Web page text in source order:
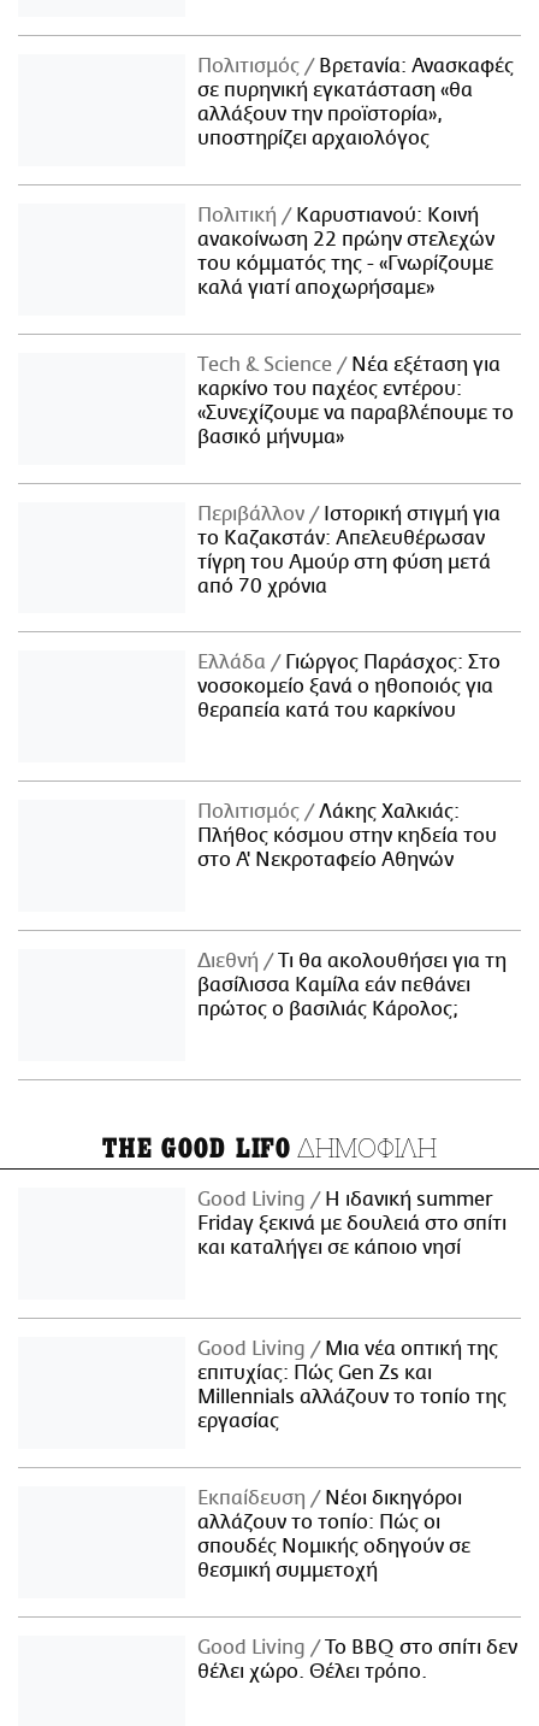
Πολιτισμός
Βρετανία: Ανασκαφές
σε πυρηνική εγκατάσταση «θα
αλλάξουν την προϊστορία»,
υποστηρίζει αρχαιολόγος
Πολιτική
Καρυστιανού: Κοινή
ανακοίνωση 22 πρώην στελεχών
του κόμματός της - «Γνωρίζουμε
καλά γιατί αποχωρήσαμε»
Τech & Science
Νέα εξέταση για
καρκίνο του παχέος εντέρου:
«Συνεχίζουμε να παραβλέπουμε το
βασικό μήνυμα»
Περιβάλλον
Ιστορική στιγμή για
το Καζακστάν: Απελευθέρωσαν
τίγρη του Αμούρ στη φύση μετά
από 70 χρόνια
Ελλάδα
Γιώργος Παράσχος: Στο
νοσοκομείο ξανά ο ηθοποιός για
θεραπεία κατά του καρκίνου
Πολιτισμός
Λάκης Χαλκιάς:
Πλήθος κόσμου στην κηδεία του
στο Α' Νεκροταφείο Αθηνών
Διεθνή
Τι θα ακολουθήσει για τη
βασίλισσα Καμίλα εάν πεθάνει
πρώτος ο βασιλιάς Κάρολος;
THE GOOD LIFO ΔΗΜΟΦΙΛΗ
Good Living
Η ιδανική summer
Friday ξεκινά με δουλειά στο σπίτι
και καταλήγει σε κάποιο νησί
Good Living
Μια νέα οπτική της
επιτυχίας: Πώς Gen Zs και
Millennials αλλάζουν το τοπίο της
εργασίας
Εκπαίδευση
Νέοι δικηγόροι
αλλάζουν το τοπίο: Πώς οι
σπουδές Νομικής οδηγούν σε
θεσμική συμμετοχή
Good Living
Το BBQ στο σπίτι δεν
θέλει χώρο. Θέλει τρόπο.